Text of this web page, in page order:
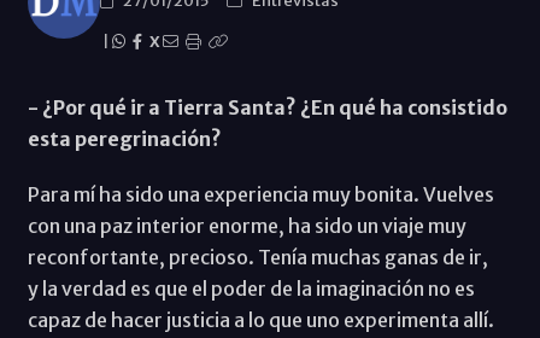
X
- ¿Por qué ir a Tierra Santa? ¿En qué ha consistido
esta peregrinación?
Para mí ha sido una experiencia muy bonita. Vuelves
con una paz interior enorme, ha sido un viaje muy
reconfortante, precioso. Tenía muchas ganas de ir,
y la verdad es que el poder de la imaginación no es
capaz de hacer justicia a lo que uno experimenta allí.